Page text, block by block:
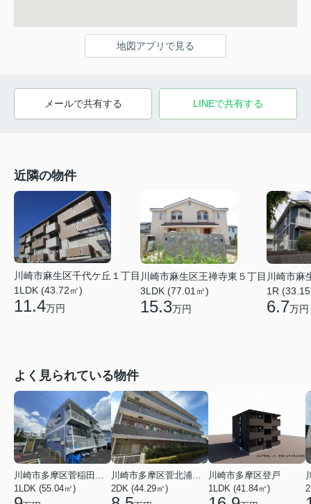
地図アプリで見る
メールで共有する LINEで共有する
近隣の物件
川崎市麻生区千代ケ丘１丁目
1LDK (43.72㎡)
11.4万円
川崎市麻生区王禅寺東５丁目
3LDK (77.01㎡)
15.3万円
川崎市麻
1R
6.7万円
よく見られている物件
1LDK (55.04㎡)
2DK (44.29㎡)
川崎市多摩区登戸
1LDK (41.84㎡)